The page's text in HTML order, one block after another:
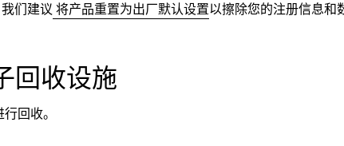
们建议 将产品重置为出厂默认设置以擦除您的注册信息和
回收设施
行回收。